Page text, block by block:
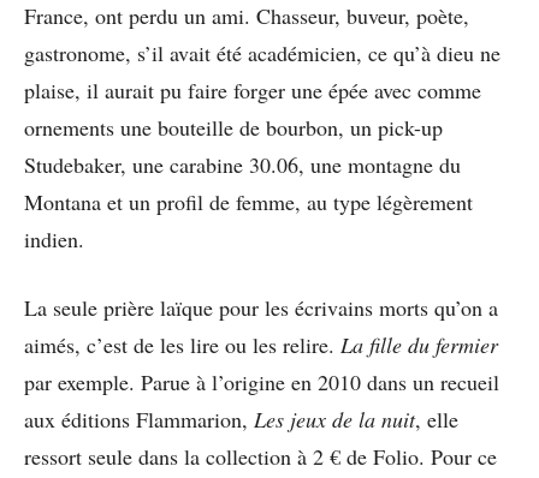
France, ont perdu un ami. Chasseur, buveur, poète,
gastronome, s’il avait été académicien, ce qu’à dieu ne
plaise, il aurait pu faire forger une épée avec comme
ornements une bouteille de bourbon, un pick-up
Studebaker, une carabine 30.06, une montagne du
Montana et un profil de femme, au type légèrement
indien.
La seule prière laïque pour les écrivains morts qu’on a
aimés, c’est de les lire ou les relire. La fille du fermier
par exemple. Parue à l’origine en 2010 dans un recueil
aux éditions Flammarion, Les jeux de la nuit, elle
ressort seule dans la collection à 2 € de Folio. Pour ce